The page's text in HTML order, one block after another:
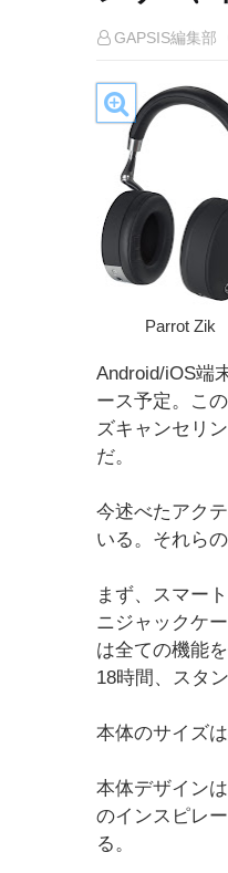
GAPSIS編集部
Parrot Zik
Android/iOS端
ース予定。こ
ズキャンセリ
だ。
今述べたアク
いる。それら
まず、スマー
ニジャックケ
は全ての機能
18時間、スタ
本体のサイズ
本体デザイン
のインスピレ
る。